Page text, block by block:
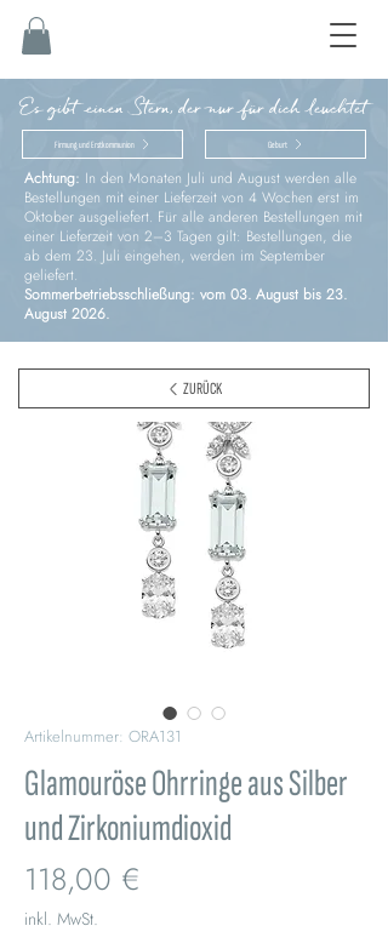
Es gibt einen Stern, der nur für dich leuchtet
Firmung und Erstkommunion Geburt
Achtung: In den Monaten Juli und August werden alle
Bestellungen mit einer Lieferzeit von 4 Wochen erst im
Oktober ausgeliefert. Für alle anderen Bestellungen mit
einer Lieferzeit von 2–3 Tagen gilt: Bestellungen, die
ab dem 23. Juli eingehen, werden im September
geliefert.
Sommerbetriebsschließung: vom 03. August bis 23.
August 2026.
Artikelnummer: ORA131
Glamouröse Ohrringe aus Silber
und Zirkoniumdioxid
118,00 €
inkl. MwSt.
ZURÜCK